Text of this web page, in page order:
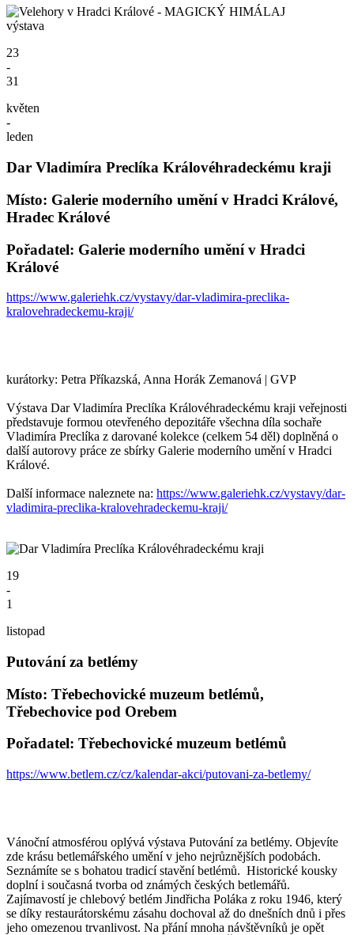
výstava
23
-
31
květen
-
leden
Dar Vladimíra Preclíka Královéhradeckému kraji
Místo: Galerie moderního umění v Hradci Králové,
Hradec Králové
Pořadatel: Galerie moderního umění v Hradci
Králové
https://www.galeriehk.cz/vystavy/dar-vladimira-preclika-
kralovehradeckemu-kraji/
kurátorky: Petra Příkazská, Anna Horák Zemanová | GVP
Výstava Dar Vladimíra Preclíka Královéhradeckému kraji veřejnosti
představuje formou otevřeného depozitáře všechna díla sochaře
Vladimíra Preclíka z darované kolekce (celkem 54 děl) doplněná o
další autorovy práce ze sbírky Galerie moderního umění v Hradci
Králové.
Další informace naleznete na: https://www.galeriehk.cz/vystavy/dar-
vladimira-preclika-kralovehradeckemu-kraji/
19
-
1
listopad
Putování za betlémy
Místo: Třebechovické muzeum betlémů,
Třebechovice pod Orebem
Pořadatel: Třebechovické muzeum betlémů
https://www.betlem.cz/cz/kalendar-akci/putovani-za-betlemy/
Vánoční atmosférou oplývá výstava Putování za betlémy. Objevíte
zde krásu betlemářského umění v jeho nejrůznějších podobách.
Seznámíte se s bohatou tradicí stavění betlémů. Historické kousky
doplní i současná tvorba od známých českých betlemářů.
Zajímavostí je chlebový betlém Jindřicha Poláka z roku 1946, který
se díky restaurátorskému zásahu dochoval až do dnešních dnů i přes
jeho omezenou trvanlivost. Na přání mnoha návštěvníků je opět